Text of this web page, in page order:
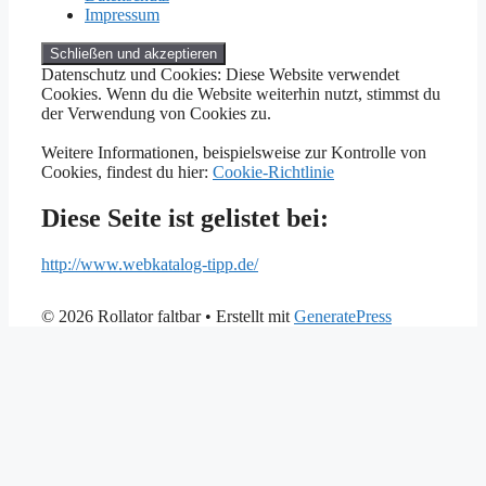
Impressum
Datenschutz und Cookies: Diese Website verwendet
Cookies. Wenn du die Website weiterhin nutzt, stimmst du
der Verwendung von Cookies zu.
Weitere Informationen, beispielsweise zur Kontrolle von
Cookies, findest du hier: Cookie-Richtlinie
Diese Seite ist gelistet bei:
http://www.webkatalog-tipp.de/
© 2026 Rollator faltbar• Erstellt mit GeneratePress